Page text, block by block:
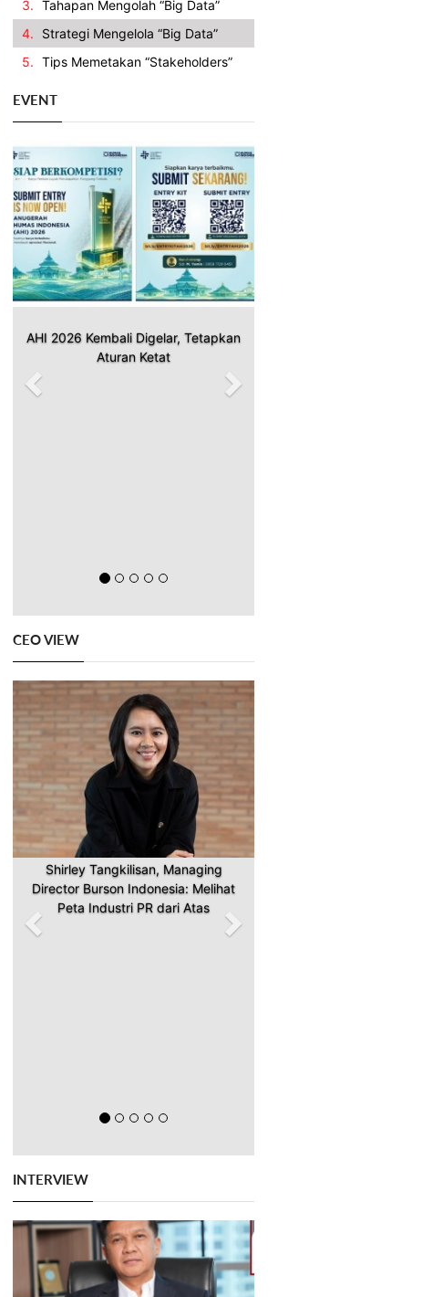
3. Tahapan Mengolah “Big Data”
4.
Strategi Mengelola “Big Data”
5. Tips Memetakan “Stakeholders”
EVENT
AHI 2026 Kembali Digelar, Tetapkan
Aturan Ketat
Previous Next
CEO VIEW
Shirley Tangkilisan, Managing
Director Burson Indonesia: Melihat
Peta Industri PR dari Atas
Previous Next
INTERVIEW
Previous Next